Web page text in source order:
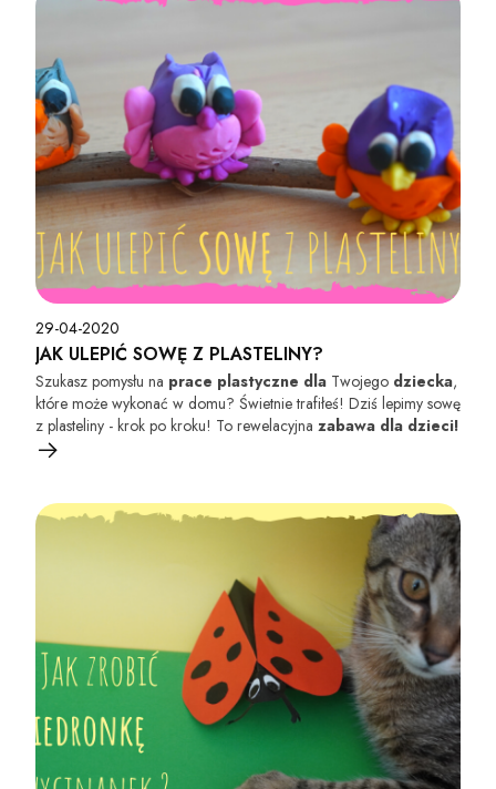
29-04-2020
JAK ULEPIĆ SOWĘ Z PLASTELINY?
Szukasz pomysłu na prace plastyczne dla Twojego dziecka,
które może wykonać w domu? Świetnie trafiłeś! Dziś lepimy sowę
z plasteliny - krok po kroku! To rewelacyjna zabawa dla dzieci!